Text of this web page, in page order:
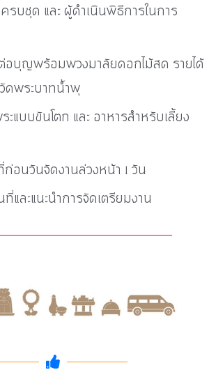
บชุด และ ผู้ดำเนินพิธีการในการ
บุญพร้อมพวงมาลัยดอกไม้สด รายได้
ดพระบาทน้ำพุ
แบบขันโตก และ อาหารสำหรับเลี้ยง
อนวันจัดงานล่วงหน้า 1 วัน
และแนะนำการจัดเตรียมงาน